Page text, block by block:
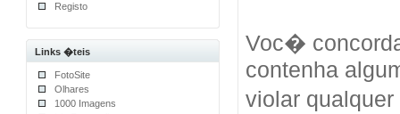
Registo
Links �teis
FotoSite
Olhares
1000 Imagens
Voc�
contenha
violar